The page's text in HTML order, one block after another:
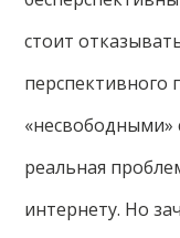
стоит
перспективного
«несвободными»
реальная
интернету. Но